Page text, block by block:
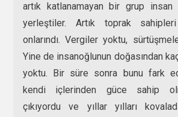
artık katlanamayan bir grup insan
yerleştiler. Artık toprak
onlarındı. Vergiler yoktu,
Yine de insanoğlunun doğasından
yoktu. Bir süre sonra bunu fark
kendi içlerinden güce sahip
çıkıyordu ve yıllar yılları